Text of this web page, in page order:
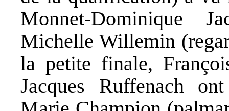
Monnet-Dominique
Michelle Willemin
la petite finale,
Jacques Ruffenach